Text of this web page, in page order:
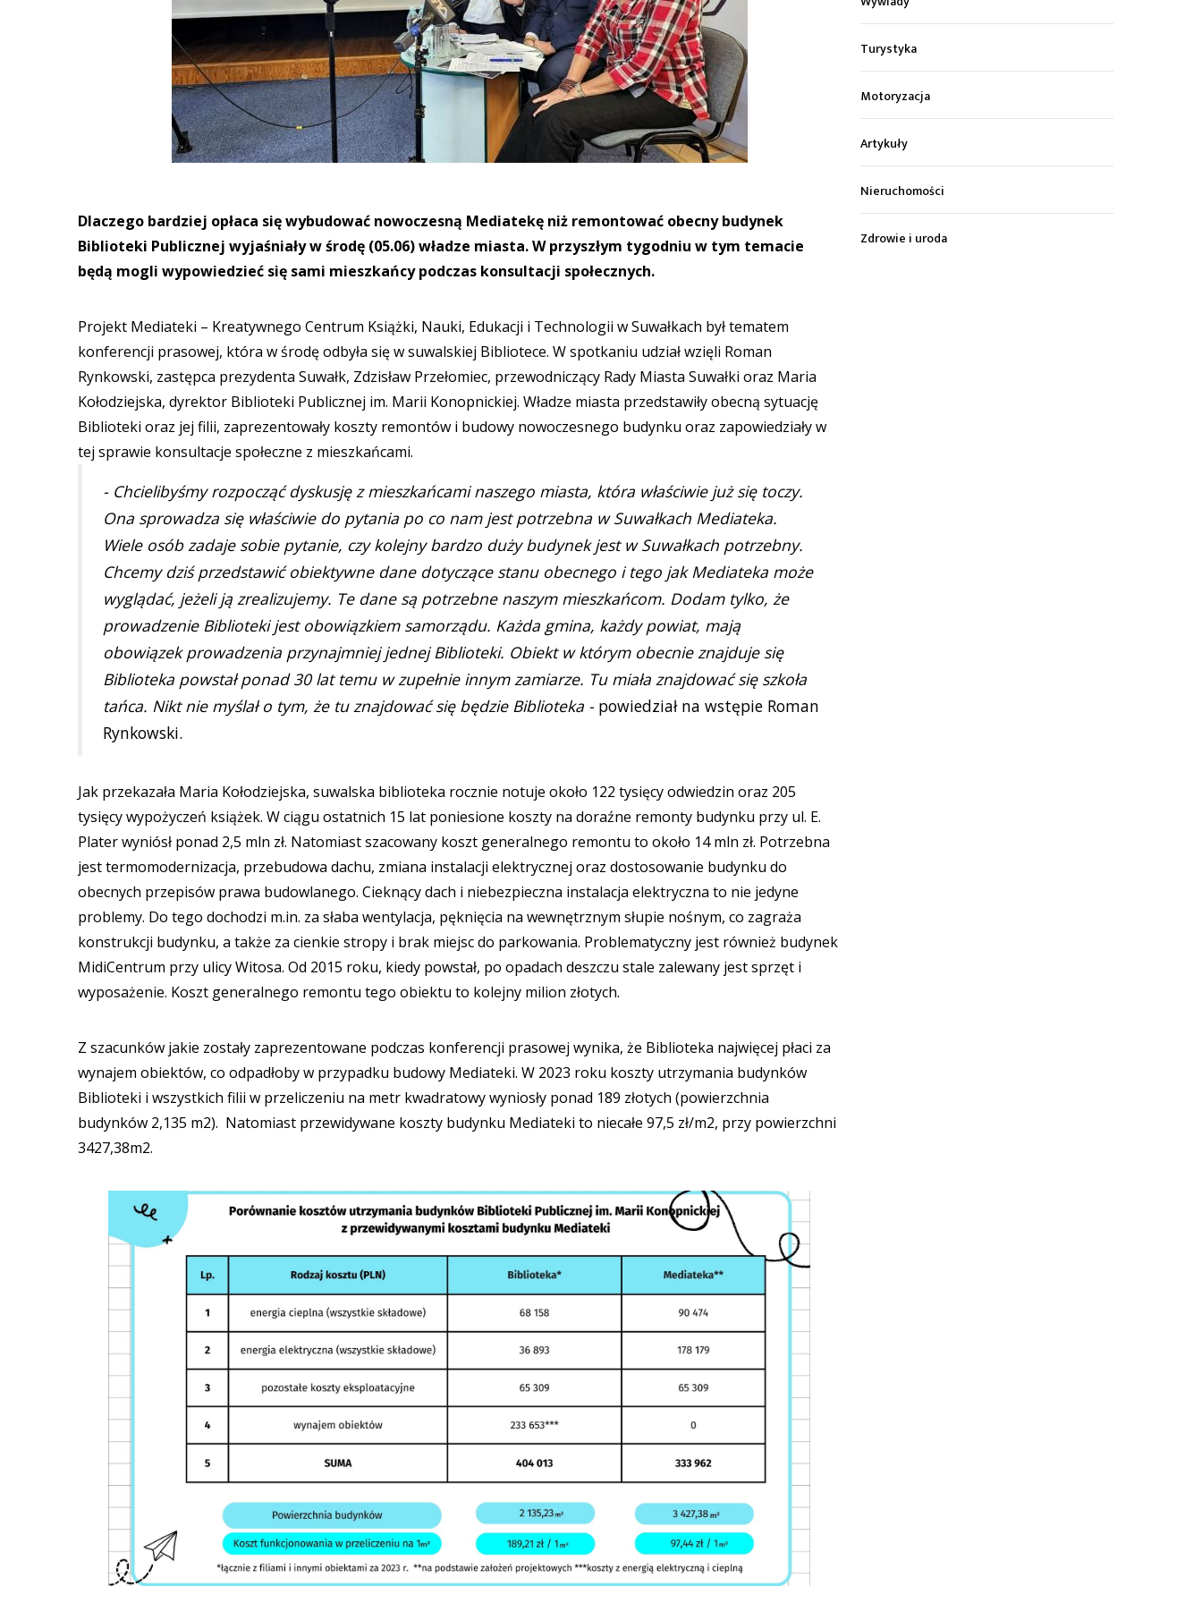
Dlaczego bardziej opłaca się wybudować nowoczesną Mediatekę niż remontować obecny budynek
Biblioteki Publicznej wyjaśniały w środę (05.06) władze miasta. W przyszłym tygodniu w tym temacie
będą mogli wypowiedzieć się sami mieszkańcy podczas konsultacji społecznych.
Projekt Mediateki – Kreatywnego Centrum Książki, Nauki, Edukacji i Technologii w Suwałkach był tematem
konferencji prasowej, która w środę odbyła się w suwalskiej Bibliotece. W spotkaniu udział wzięli Roman
Rynkowski, zastępca prezydenta Suwałk, Zdzisław Przełomiec, przewodniczący Rady Miasta Suwałki oraz Maria
Kołodziejska, dyrektor Biblioteki Publicznej im. Marii Konopnickiej. Władze miasta przedstawiły obecną sytuację
Biblioteki oraz jej filii, zaprezentowały koszty remontów i budowy nowoczesnego budynku oraz zapowiedziały w
tej sprawie konsultacje społeczne z mieszkańcami.
- Chcielibyśmy rozpocząć dyskusję z mieszkańcami naszego miasta, która właściwie już się toczy.
Ona sprowadza się właściwie do pytania po co nam jest potrzebna w Suwałkach Mediateka.
Wiele osób zadaje sobie pytanie, czy kolejny bardzo duży budynek jest w Suwałkach potrzebny.
Chcemy dziś przedstawić obiektywne dane dotyczące stanu obecnego i tego jak Mediateka może
wyglądać, jeżeli ją zrealizujemy. Te dane są potrzebne naszym mieszkańcom. Dodam tylko, że
prowadzenie Biblioteki jest obowiązkiem samorządu. Każda gmina, każdy powiat, mają
obowiązek prowadzenia przynajmniej jednej Biblioteki. Obiekt w którym obecnie znajduje się
Biblioteka powstał ponad 30 lat temu w zupełnie innym zamiarze. Tu miała znajdować się szkoła
tańca. Nikt nie myślał o tym, że tu znajdować się będzie Biblioteka - powiedział na wstępie Roman
Rynkowski.
Jak przekazała Maria Kołodziejska, suwalska biblioteka rocznie notuje około 122 tysięcy odwiedzin oraz 205
tysięcy wypożyczeń książek. W ciągu ostatnich 15 lat poniesione koszty na doraźne remonty budynku przy ul. E.
Plater wyniósł ponad 2,5 mln zł. Natomiast szacowany koszt generalnego remontu to około 14 mln zł. Potrzebna
jest termomodernizacja, przebudowa dachu, zmiana instalacji elektrycznej oraz dostosowanie budynku do
obecnych przepisów prawa budowlanego. Cieknący dach i niebezpieczna instalacja elektryczna to nie jedyne
problemy. Do tego dochodzi m.in. za słaba wentylacja, pęknięcia na wewnętrznym słupie nośnym, co zagraża
konstrukcji budynku, a także za cienkie stropy i brak miejsc do parkowania. Problematyczny jest również budynek
MidiCentrum przy ulicy Witosa. Od 2015 roku, kiedy powstał, po opadach deszczu stale zalewany jest sprzęt i
wyposażenie. Koszt generalnego remontu tego obiektu to kolejny milion złotych.
Z szacunków jakie zostały zaprezentowane podczas konferencji prasowej wynika, że Biblioteka najwięcej płaci za
wynajem obiektów, co odpadłoby w przypadku budowy Mediateki. W 2023 roku koszty utrzymania budynków
Biblioteki i wszystkich filii w przeliczeniu na metr kwadratowy wyniosły ponad 189 złotych (powierzchnia
budynków 2,135 m2). Natomiast przewidywane koszty budynku Mediateki to niecałe 97,5 zł/m2, przy powierzchni
3427,38m2.
Turystyka
Motoryzacja
Artykuły
Nieruchomości
Zdrowie i uroda